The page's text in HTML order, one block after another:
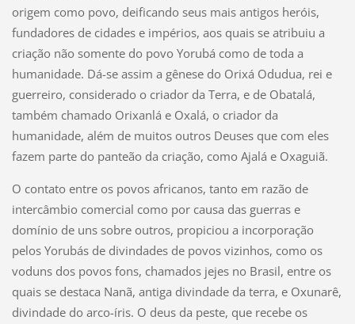
origem como povo, deificando seus mais antigos heróis,
fundadores de cidades e impérios, aos quais se atribuiu a
criação não somente do povo Yorubá como de toda a
humanidade. Dá-se assim a gênese do Orixá Odudua, rei e
guerreiro, considerado o criador da Terra, e de Obatalá,
também chamado Orixanlá e Oxalá, o criador da
humanidade, além de muitos outros Deuses que com eles
fazem parte do panteão da criação, como Ajalá e Oxaguiã.
O contato entre os povos africanos, tanto em razão de
intercâmbio comercial como por causa das guerras e
domínio de uns sobre outros, propiciou a incorporação
pelos Yorubás de divindades de povos vizinhos, como os
voduns dos povos fons, chamados jejes no Brasil, entre os
quais se destaca Nanã, antiga divindade da terra, e Oxunarê,
divindade do arco-íris. O deus da peste, que recebe os